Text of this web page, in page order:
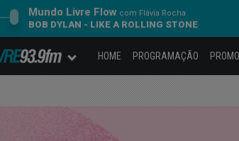
Mundo Livre Flow com Flávia Rocha
BOB DYLAN - LIKE A ROLLING STONE
HOME PROGRAMAÇÃO